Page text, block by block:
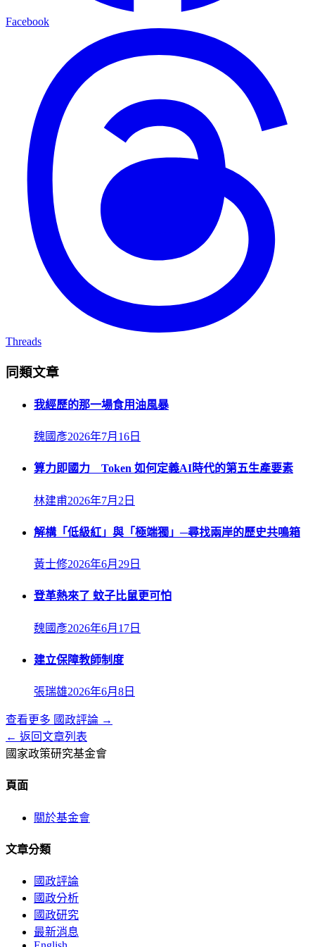
Facebook
Threads
同類文章
我經歷的那一場食用油風暴
魏國彥2026年7月16日
算力即國力 Token 如何定義AI時代的第五生產要素
林建甫2026年7月2日
解構「低級紅」與「極端獨」─尋找兩岸的歷史共鳴箱
黃士修2026年6月29日
登革熱來了 蚊子比鼠更可怕
魏國彥2026年6月17日
建立保障教師制度
張瑞雄2026年6月8日
查看更多 國政評論 →
← 返回文章列表
國家政策研究基金會
頁面
關於基金會
文章分類
國政評論
國政分析
國政研究
最新消息